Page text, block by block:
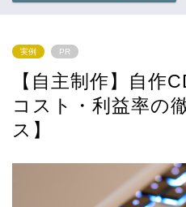
実例 PR
【自主制作】自作
コスト・利益率の
ス】